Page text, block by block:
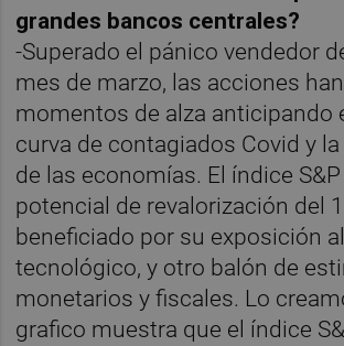
grandes bancos centrales?
-Superado el pánico vendedor
mes de marzo, las acciones
momentos de alza anticipando
curva de contagiados Covid y
de las economías. El índice
potencial de revalorización del
beneficiado por su exposición
tecnológico, y otro balón de
monetarios y fiscales. Lo
grafico muestra que el índice